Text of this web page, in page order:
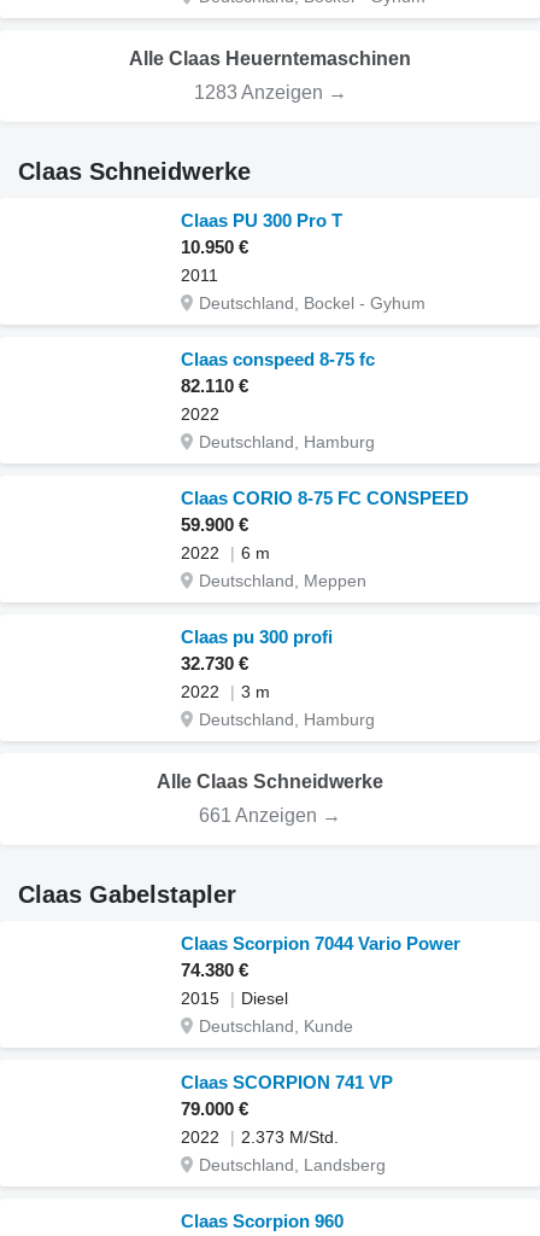
Alle Claas Heuerntemaschinen
1283 Anzeigen →
Claas Schneidwerke
Claas PU 300 Pro T
10.950 €
2011
Deutschland, Bockel - Gyhum
Claas conspeed 8-75 fc
82.110 €
2022
Deutschland, Hamburg
Claas CORIO 8-75 FC CONSPEED
59.900 €
2022
6 m
Deutschland, Meppen
Claas pu 300 profi
32.730 €
2022
3 m
Deutschland, Hamburg
Alle Claas Schneidwerke
661 Anzeigen →
Claas Gabelstapler
Claas Scorpion 7044 Vario Power
74.380 €
2015
Diesel
Deutschland, Kunde
Claas SCORPION 741 VP
79.000 €
2022
2.373 M/Std.
Deutschland, Landsberg
Claas Scorpion 960